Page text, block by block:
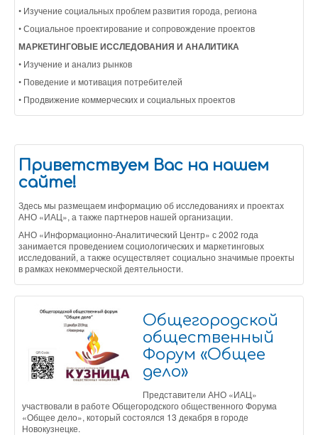
• Изучение социальных проблем развития города, региона
• Социальное проектирование и сопровождение проектов
МАРКЕТИНГОВЫЕ ИССЛЕДОВАНИЯ И АНАЛИТИКА
• Изучение и анализ рынков
• Поведение и мотивация потребителей
• Продвижение коммерческих и социальных проектов
Приветствуем Вас на нашем
сайте!
Здесь мы размещаем информацию об исследованиях и проектах
АНО «ИАЦ», а также партнеров нашей организации.
АНО «Информационно-Аналитический Центр» с 2002 года
занимается проведением социологических и маркетинговых
исследований, а также осуществляет социально значимые проекты
в рамках некоммерческой деятельности.
Общегородской
общественный
Форум «Общее
дело»
Представители АНО «ИАЦ»
участвовали в работе Общегородского общественного Форума
«Общее дело», который состоялся 13 декабря в городе
Новокузнецке.